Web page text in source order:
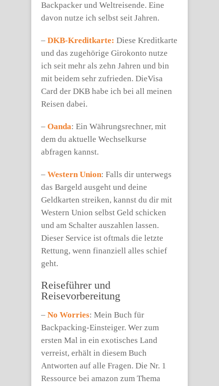
Backpacker und Weltreisende. Eine
davon nutze ich selbst seit Jahren.
– DKB-Kreditkarte: Diese Kreditkarte
und das zugehörige Girokonto nutze
ich seit mehr als zehn Jahren und bin
mit beidem sehr zufrieden. DieVisa
Card der DKB habe ich bei all meinen
Reisen dabei.
– Oanda: Ein Währungsrechner, mit
dem du aktuelle Wechselkurse
abfragen kannst.
– Western Union: Falls dir unterwegs
das Bargeld ausgeht und deine
Geldkarten streiken, kannst du dir mit
Western Union selbst Geld schicken
und am Schalter auszahlen lassen.
Dieser Service ist oftmals die letzte
Rettung, wenn finanziell alles schief
geht.
Reiseführer und
Reisevorbereitung
– No Worries: Mein Buch für
Backpacking-Einsteiger. Wer zum
ersten Mal in ein exotisches Land
verreist, erhält in diesem Buch
Antworten auf alle Fragen. Die Nr. 1
Ressource bei amazon zum Thema